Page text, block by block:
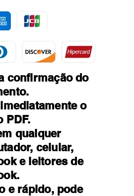
confirmação do
o
PDF.
qualquer
celular,
e leitores de
e rápido, pode